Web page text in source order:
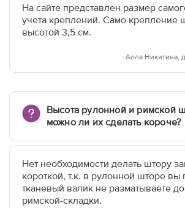
На сайте представлен размер
учета креплений. Само крепление
высотой 3,5 см.
Алла Никитина,
Высота рулонной и римской
можно ли их сделать короче?
Нет необходимости делать штору
короткой, т.к. в рулонной шторе вы
тканевый валик не разматываете
римской-складки.